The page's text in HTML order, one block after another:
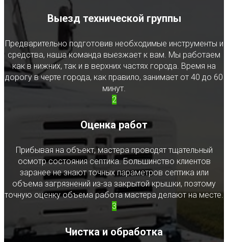
Выезд технической группы
Предварительно подготовив необходимые инструменты и
средства, наша команда выезжает к вам. Мы работаем
как в нижних, так и в верхних частях города. Время на
дорогу в черте города, как правило, занимает от 40 до 60
минут.
2
Оценка работ
Прибывая на объект, мастера проводят тщательный
осмотр состояния септика. Большинство клиентов
заранее не знают точных параметров септика или
объема загрязнений из-за закрытой крышки, поэтому
точную оценку объема работа мастера делают на месте.
3
Чистка и обработка